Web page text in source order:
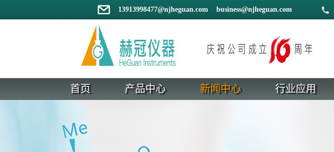
13913998477@njheguan.com business@njheguan.com
首页 产品中心 新闻中心 行业应用